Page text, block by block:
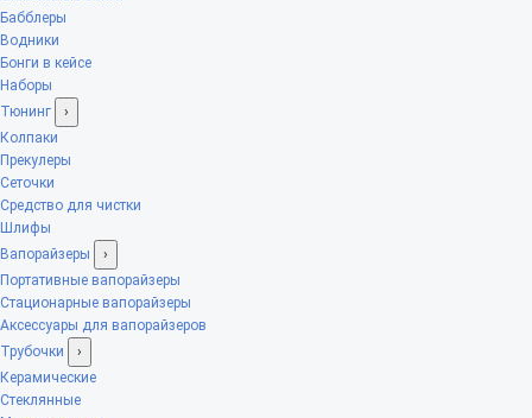
Бабблеры
Водники
Бонги в кейсе
Наборы
Тюнинг
›
Колпаки
Прекулеры
Сеточки
Средство для чистки
Шлифы
Вапорайзеры
›
Портативные вапорайзеры
Стационарные вапорайзеры
Аксессуары для вапорайзеров
Трубочки
›
Керамические
Стеклянные